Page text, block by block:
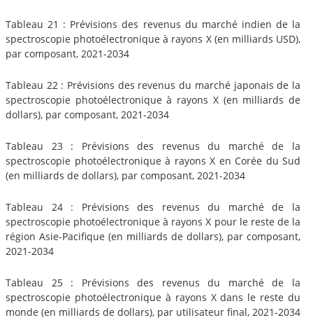
Tableau 21 : Prévisions des revenus du marché indien de la
spectroscopie photoélectronique à rayons X (en milliards USD),
par composant, 2021-2034
Tableau 22 : Prévisions des revenus du marché japonais de la
spectroscopie photoélectronique à rayons X (en milliards de
dollars), par composant, 2021-2034
Tableau 23 : Prévisions des revenus du marché de la
spectroscopie photoélectronique à rayons X en Corée du Sud
(en milliards de dollars), par composant, 2021-2034
Tableau 24 : Prévisions des revenus du marché de la
spectroscopie photoélectronique à rayons X pour le reste de la
région Asie-Pacifique (en milliards de dollars), par composant,
2021-2034
Tableau 25 : Prévisions des revenus du marché de la
spectroscopie photoélectronique à rayons X dans le reste du
monde (en milliards de dollars), par utilisateur final, 2021-2034